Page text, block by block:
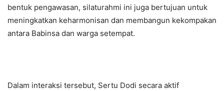
bentuk pengawasan, silaturahmi ini juga bertujuan untuk
meningkatkan keharmonisan dan membangun kekompakan
antara Babinsa dan warga setempat.
Dalam interaksi tersebut, Sertu Dodi secara aktif